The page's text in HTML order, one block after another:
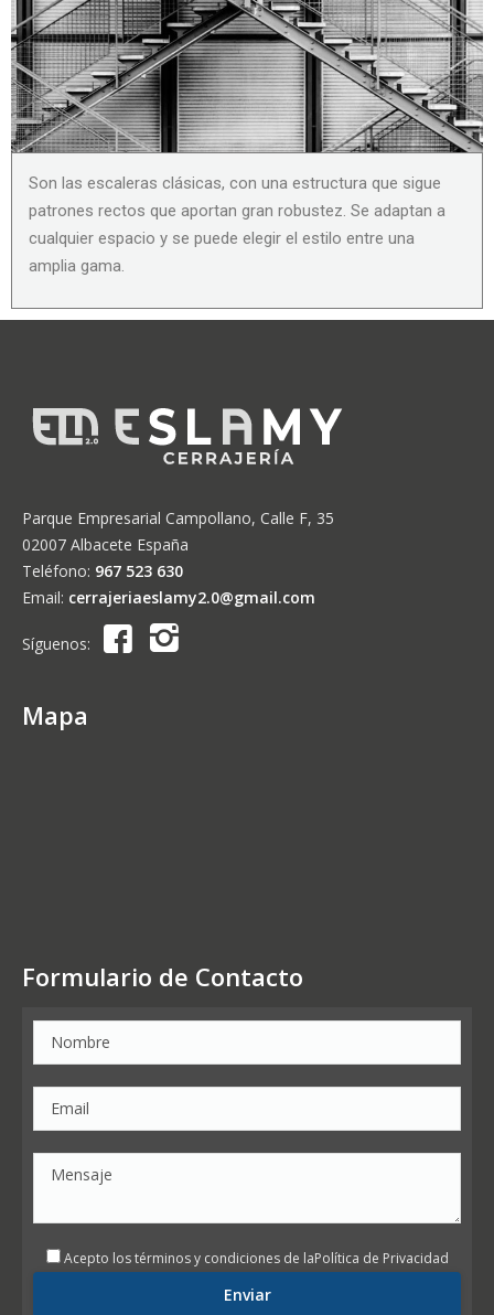
Son las escaleras clásicas, con una estructura que sigue
patrones rectos que aportan gran robustez. Se adaptan a
cualquier espacio y se puede elegir el estilo entre una
amplia gama.
Parque Empresarial Campollano, Calle F, 35
02007 Albacete España
Teléfono: 967 523 630
Email: cerrajeriaeslamy2.0@gmail.com
Síguenos:
Mapa
Formulario de Contacto
Acepto los términos y condiciones de laPolítica de Privacidad